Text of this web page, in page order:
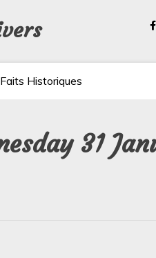
Faits Historiques
31